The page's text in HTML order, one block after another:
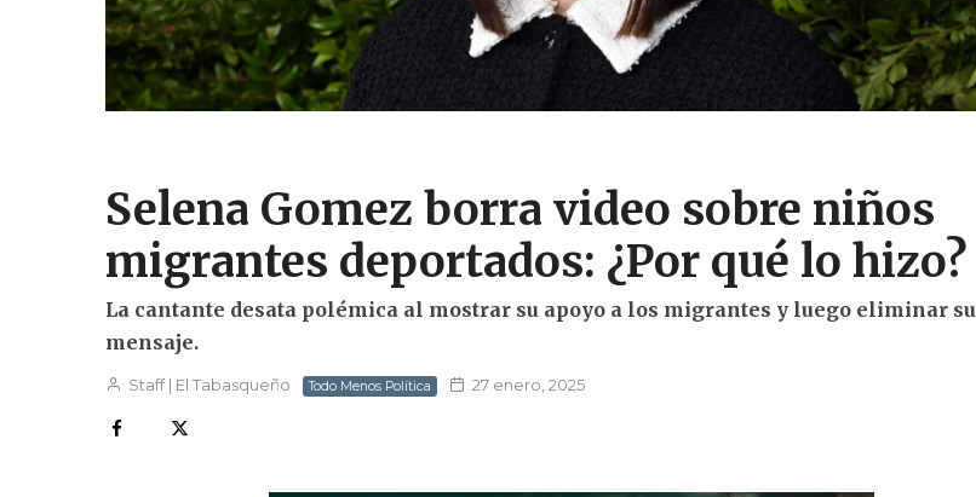
Selena Gomez borra video sobre niños
migrantes deportados: ¿Por qué lo hizo?
La cantante desata polémica al mostrar su apoyo a los migrantes y luego eliminar su
mensaje.
Staff | El Tabasqueño Todo Menos Política 27 enero, 2025